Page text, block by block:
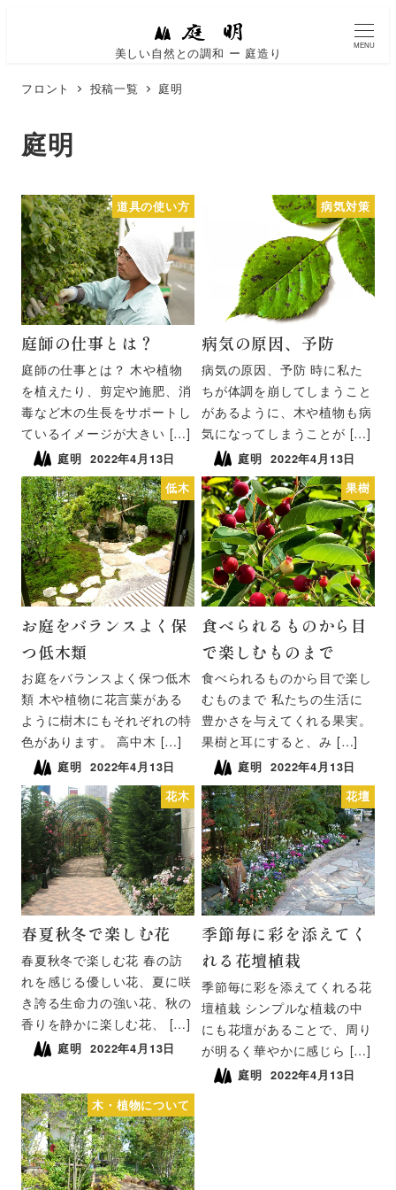
美しい自然との調和 ー 庭造り MENU
フロント 投稿一覧 庭明
庭明
道具の使い方
庭師の仕事とは？
庭師の仕事とは？ 木や植物
を植えたり、剪定や施肥、消
毒など木の生長をサポートし
ているイメージが大きい […]
庭明 2022年4月13日
病気対策
病気の原因、予防
病気の原因、予防 時に私た
ちが体調を崩してしまうこと
があるように、木や植物も病
気になってしまうことが […]
庭明 2022年4月13日
低木
お庭をバランスよく保
つ低木類
お庭をバランスよく保つ低木
類 木や植物に花言葉がある
ように樹木にもそれぞれの特
色があります。 高中木 […]
庭明 2022年4月13日
果樹
食べられるものから目
で楽しむものまで
食べられるものから目で楽し
むものまで 私たちの生活に
豊かさを与えてくれる果実。
果樹と耳にすると、み […]
庭明 2022年4月13日
花木
春夏秋冬で楽しむ花
春夏秋冬で楽しむ花 春の訪
れを感じる優しい花、夏に咲
き誇る生命力の強い花、秋の
香りを静かに楽しむ花、 […]
庭明 2022年4月13日
花壇
季節毎に彩を添えてく
れる花壇植栽
季節毎に彩を添えてくれる花
壇植栽 シンプルな植栽の中
にも花壇があることで、周り
が明るく華やかに感じら […]
庭明
2022年4月13日
木・植物について